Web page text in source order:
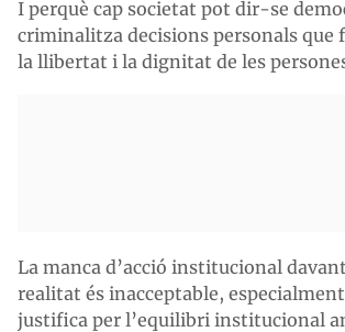
I perquè cap societat pot dir-se
criminalitza decisions personals que
la llibertat i la dignitat de les
La manca d’acció institucional
realitat és inacceptable,
justifica per l’equilibri institucional